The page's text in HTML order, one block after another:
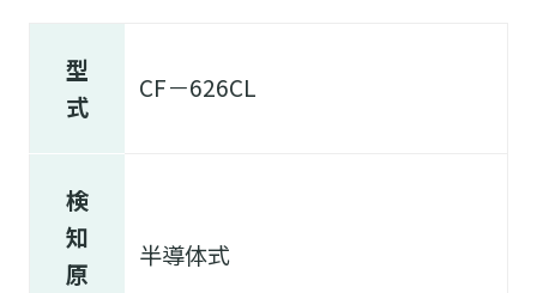
型
式
CF－626CL
検
知
原
半導体式